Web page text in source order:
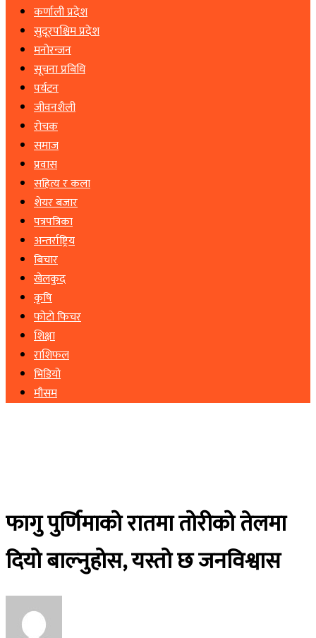
कर्णाली प्रदेश
सुदूरपश्चिम प्रदेश
मनोरन्जन
सूचना प्रबिधि
पर्यटन
जीवनशैली
रोचक
समाज
प्रवास
सहित्य र कला
शेयर बजार
पत्रपत्रिका
अन्तर्राष्ट्रिय
बिचार
खेलकुद
कृषि
फोटो फिचर
शिक्षा
राशिफल
भिडियो
मौसम
फागु पुर्णिमाको रातमा तोरीको तेलमा
दियो बाल्नुहोस, यस्तो छ जनविश्वास